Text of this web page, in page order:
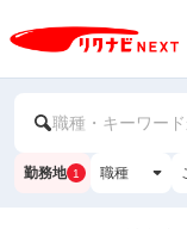
職種・キーワー
勤務地 1 職種